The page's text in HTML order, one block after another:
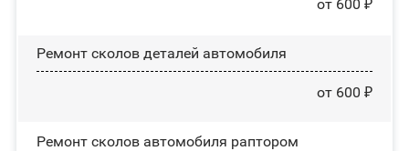
от 600 ₽
Ремонт сколов деталей автомобиля
от 600 ₽
Ремонт сколов автомобиля раптором